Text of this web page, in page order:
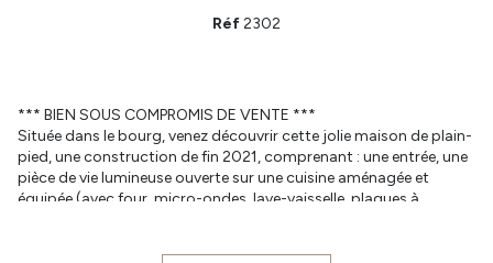
Réf2302
*** BIEN SOUS COMPROMIS DE VENTE ***
Située dans le bourg, venez découvrir cette jolie maison de plain-
pied, une construction de fin 2021, comprenant : une entrée, une
pièce de vie lumineuse ouverte sur une cuisine aménagée et
équipée (avec four, micro-ondes, lave-vaisselle, plaques à